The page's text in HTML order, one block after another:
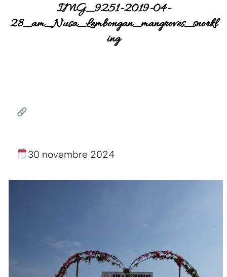
IMG_9251-2019-04-
28_am_Nusa_Lembongan⁩_mangroves_snorkl
ing
30 novembre 2024